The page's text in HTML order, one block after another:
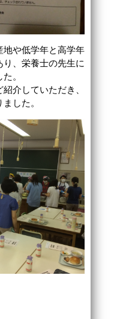
地や低学年と高学年
、栄養士の先生に
。
介していただき、
した。